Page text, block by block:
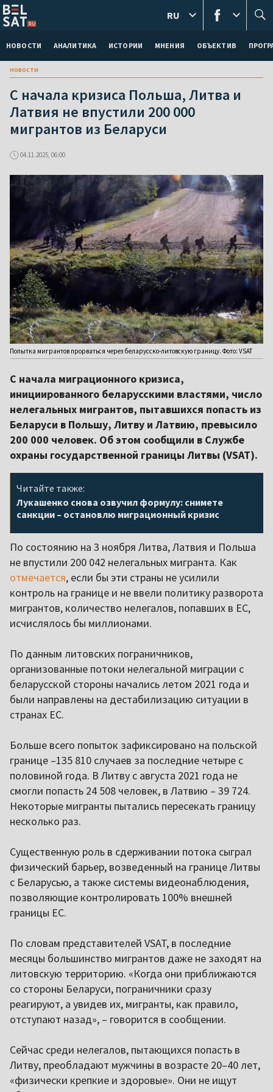
НОВОСТИ АНАЛИТИКА ИСТОРИИ МНЕНИЯ ОБЪЕКТИВ
RU
новости
С начала кризиса Польша, Литва и
Латвия не впустили 200 000
мигрантов из Беларуси
04.11.2025, 06:00
Попытка мигрантов прорваться через беларусско-литовскую границу. Фото: VSAT
С начала миграционного кризиса,
инициированного беларусскими властями, число
нелегальных мигрантов, пытавшихся попасть из
Беларуси в Польшу, Литву и Латвию, превысило
200 000 человек. Об этом сообщили в Службе
охраны государственной границы Литвы (VSAT).
Читайте также:
Лукашенко снова озвучил формулу: снимете
санкции – остановлю миграционный кризис
По состоянию на 3 ноября Литва, Латвия и Польша
не впустили 200 042 нелегальных мигранта. Как
отмечается, если бы эти страны не усилили
контроль на границе и не ввели политику разворота
мигрантов, количество нелегалов, попавших в ЕС,
исчислялось бы миллионами.
По данным литовских пограничников,
организованные потоки нелегальной миграции с
беларусской стороны начались летом 2021 года и
были направлены на дестабилизацию ситуации в
странах ЕС.
Больше всего попыток зафиксировано на польской
границе –135 810 случаев за последние четыре с
половиной года. В Литву с августа 2021 года не
смогли попасть 24 508 человек, в Латвию – 39 724.
Некоторые мигранты пытались пересекать границу
несколько раз.
Существенную роль в сдерживании потока сыграл
физический барьер, возведенный на границе Литвы
с Беларусью, а также системы видеонаблюдения,
позволяющие контролировать 100% внешней
границы ЕС.
По словам представителей VSAT, в последние
месяцы большинство мигрантов даже не заходят на
литовскую территорию. «Когда они приближаются
со стороны Беларуси, пограничники сразу
реагируют, а увидев их, мигранты, как правило,
отступают назад», – говорится в сообщении.
Сейчас среди нелегалов, пытающихся попасть в
Литву, преобладают мужчины в возрасте 20–40 лет,
«физически крепкие и здоровые». Они не ищут